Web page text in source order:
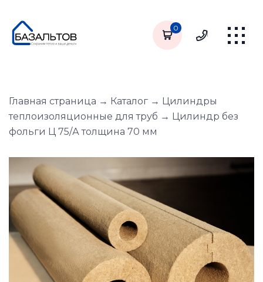
0
Главная страница → Каталог → Цилиндры
теплоизоляционные для труб → Цилиндр без
фольги Ц 75/А толщина 70 мм